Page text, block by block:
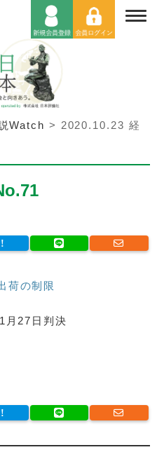
Watch > 2020.10.23 経
荷の制限
月27日判決